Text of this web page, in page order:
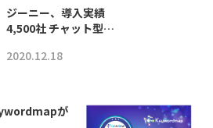
ジーニー、導入実績
4,500社 チャット型…
2020.12.18
が